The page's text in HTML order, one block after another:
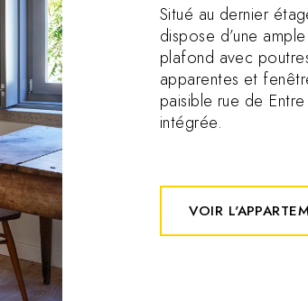
Situé au dernier
dispose d’une
plafond avec
apparentes et
paisible rue de
intégrée.
VOIR